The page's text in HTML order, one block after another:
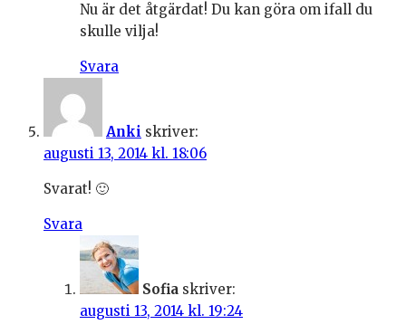
Nu är det åtgärdat! Du kan göra om ifall du
skulle vilja!
Svara
Anki skriver:
augusti 13, 2014 kl. 18:06
Svarat! 🙂
Svara
Sofia skriver:
augusti 13, 2014 kl. 19:24